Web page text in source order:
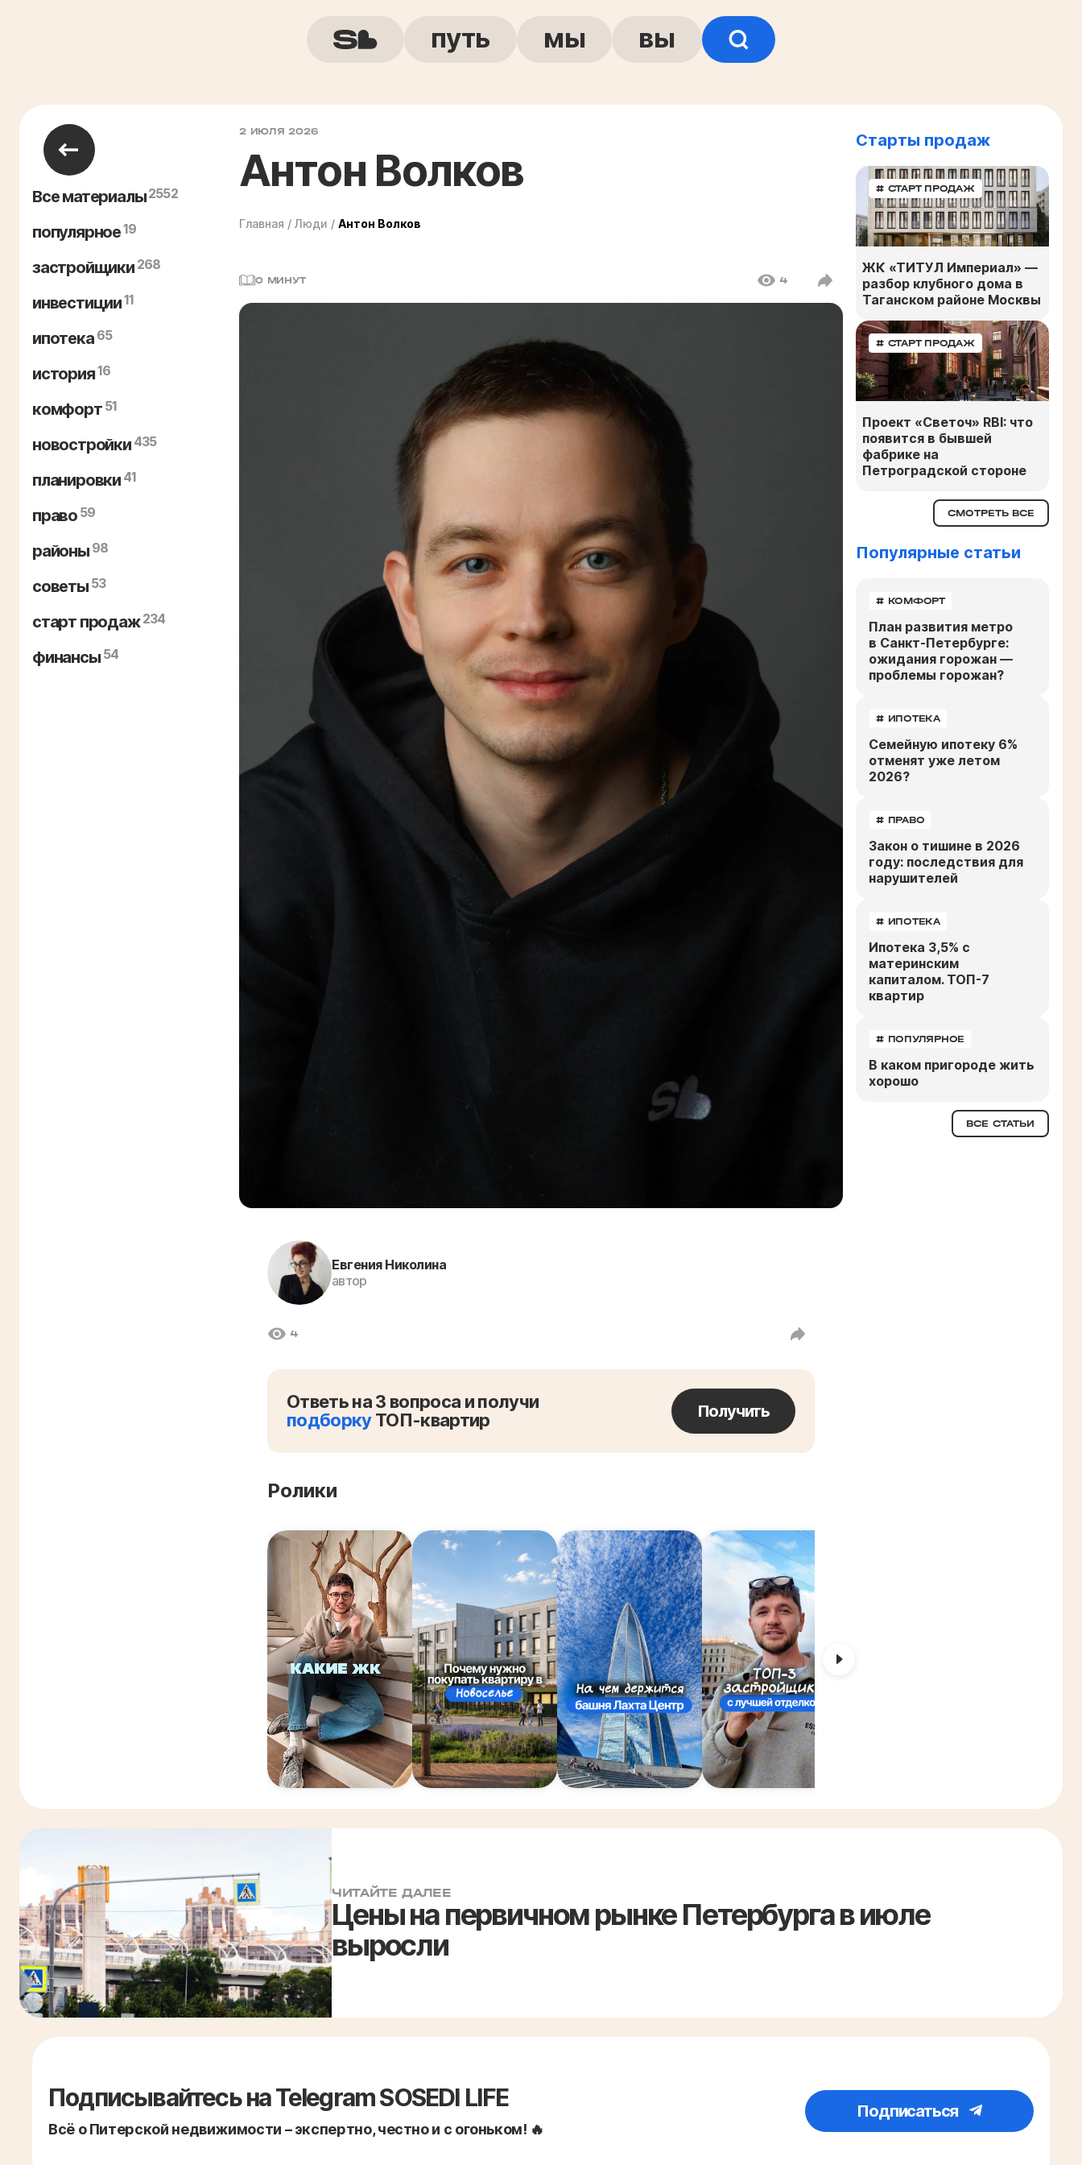
путь мы вы
Все материалы2552
популярное19
застройщики 268
инвестиции11
ипотека 65
история16
комфорт 51
новостройки 435
планировки 41
право 59
районы 98
советы 53
старт продаж 234
финансы 54
2 ИЮЛЯ 2026
Антон Волков
Главная / Люди / Антон Волков
0 МИНУТ 4
Евгения Николина
автор
4
Ответь на 3 вопроса и получи
подборкуТОП-квартир Получить
Ролики
Старты продаж
# СТАРТ ПРОДАЖ
ЖК «ТИТУЛ Империал» —
разбор клубного дома в
Таганском районе Москвы
# СТАРТ ПРОДАЖ
Проект «Светоч» RBI: что
появится в бывшей
фабрике на
Петроградской стороне
СМОТРЕТЬ ВСЕ
Популярные статьи
# КОМФОРТ
План развития метро
в Санкт-Петербурге:
ожидания горожан —
проблемы горожан?
# ИПОТЕКА
Семейную ипотеку 6%
отменят уже летом
2026?
# ПРАВО
Закон о тишине в 2026
году: последствия для
нарушителей
# ИПОТЕКА
Ипотека 3,5% с
материнским
капиталом. ТОП-7
квартир
# ПОПУЛЯРНОЕ
В каком пригороде жить
хорошо
ВСЕ СТАТЬИ
ЧИТАЙТЕ ДАЛЕЕ
Цены на первичном рынке Петербурга в июле
выросли
Подписывайтесь на Telegram SOSEDI LIFE
Всё о Питерской недвижимости – экспертно, честно и с огоньком! 🔥
Подписаться